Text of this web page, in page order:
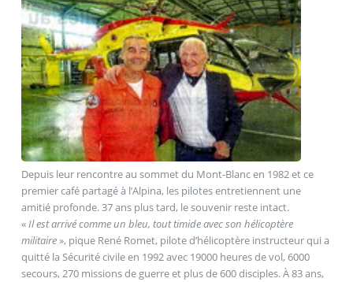
Depuis leur rencontre au sommet du Mont-Blanc en 1982 et ce
premier café partagé à l’Alpina, les pilotes entretiennent une
amitié profonde. 37 ans plus tard, le souvenir reste intact.
«Il est arrivé comme un bleu, tout timide avec son hélicoptère
militaire», pique René Romet, pilote d’hélicoptère instructeur qui a
quitté la Sécurité civile en 1992 avec 19000 heures de vol, 6000
secours, 270 missions de guerre et plus de 600 disciples. À 83 ans,